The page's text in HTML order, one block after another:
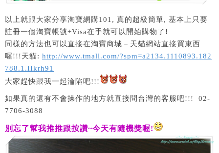
以上就跟大家分享淘寶網購101, 真的超級簡單, 基本上只要
註冊一個淘寶帳號+Visa在手就可以開始購物了!
同樣的方法也可以直接在淘寶商城－天貓網站直接買東西
喔!!!天貓: http://www.tmall.com/?spm=a2134.1110893.182
788.1.Hkrh91
大家趕快跟我一起淪陷吧!!!
如果真的還有不會操作的地方就直接問台灣的客服吧!!! 02-
7706-3088
別忘了幫我推推跟按讚~今天有隨機獎喔!